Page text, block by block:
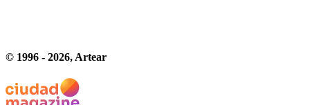
© 1996 - 2026, Artear